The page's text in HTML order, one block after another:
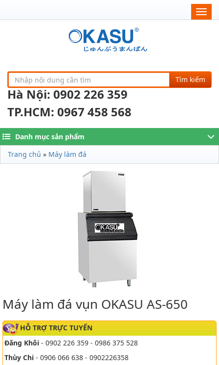
Tìm kiếm
Hà Nội: 0902 226 359
TP.HCM: 0967 458 568
Danh mục sản phẩm
Trang chủ » Máy làm đá
Máy làm đá vụn OKASU AS-650
HỖ TRỢ TRỰC TUYẾN
Đăng Khôi - 0902 226 359 - 0986 375 528
Thùy Chi - 0906 066 638 - 0902226358